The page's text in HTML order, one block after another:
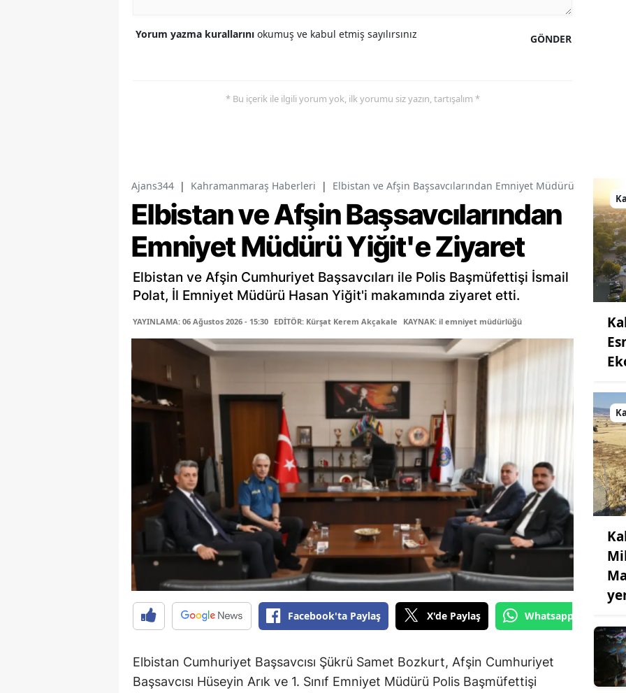
GÖNDER
Yorum yazma kurallarını okumuş ve kabul etmiş sayılırsınız
* Bu içerik ile ilgili yorum yok, ilk yorumu siz yazın, tartışalım *
Ajans344 | Kahramanmaraş Haberleri | Elbistan ve Afşin Başsavcılarından Emniyet Müdürü Yiğit'e
Elbistan ve Afşin Başsavcılarından
Emniyet Müdürü Yiğit'e Ziyaret
Elbistan ve Afşin Cumhuriyet Başsavcıları ile Polis Başmüfettişi İsmail
Polat, İl Emniyet Müdürü Hasan Yiğit'i makamında ziyaret etti.
YAYINLAMA: 06 Ağustos 2026 - 15:30 EDİTÖR: Kürşat Kerem Akçakale KAYNAK: il emniyet müdürlüğü
Facebook'ta Paylaş X'de Paylaş Whatsapp'tan
Elbistan Cumhuriyet Başsavcısı Şükrü Samet Bozkurt, Afşin Cumhuriyet
Başsavcısı Hüseyin Arık ve 1. Sınıf Emniyet Müdürü Polis Başmüfettişi